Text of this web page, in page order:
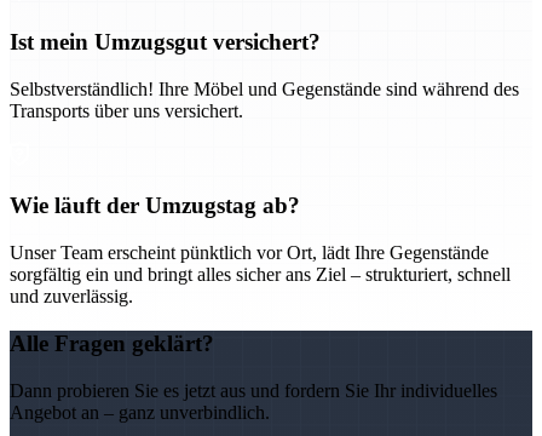
Ist mein Umzugsgut versichert?
Selbstverständlich! Ihre Möbel und Gegenstände sind während des
Transports über uns versichert.
Wie läuft der Umzugstag ab?
Unser Team erscheint pünktlich vor Ort, lädt Ihre Gegenstände
sorgfältig ein und bringt alles sicher ans Ziel – strukturiert, schnell
und zuverlässig.
Alle Fragen geklärt?
Dann probieren Sie es jetzt aus und fordern Sie Ihr individuelles
Angebot an – ganz unverbindlich.